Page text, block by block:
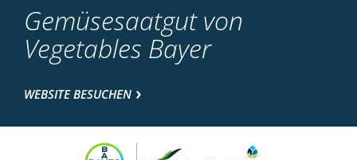
Gemüsesaatgut von
Vegetables Bayer
WEBSITE BESUCHEN